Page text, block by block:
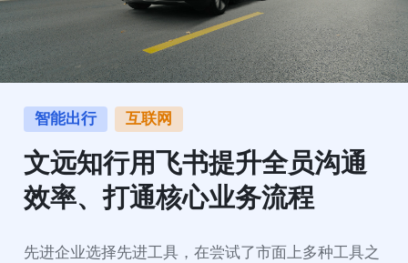
智能出行 互联网
文远知行用飞书提升全员沟通
效率、打通核心业务流程
先进企业选择先进工具，在尝试了市面上多种工具之